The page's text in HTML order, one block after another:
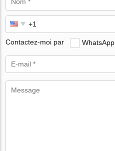
Contactez-moi par WhatsApp